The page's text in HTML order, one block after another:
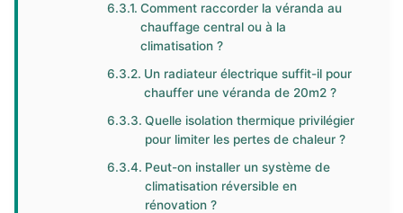
Comment raccorder la véranda au
chauffage central ou à la
climatisation ?
Un radiateur électrique suffit-il pour
chauffer une véranda de 20m2 ?
Quelle isolation thermique privilégier
pour limiter les pertes de chaleur ?
Peut-on installer un système de
climatisation réversible en
rénovation ?